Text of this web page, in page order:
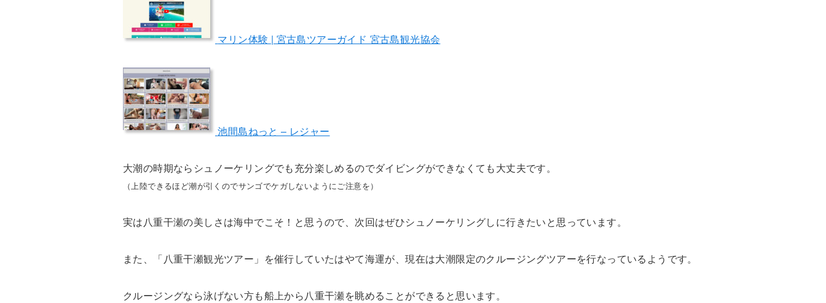
マリン体験 | 宮古島ツアーガイド 宮古島観光協会
池間島ねっと – レジャー
大潮の時期ならシュノーケリングでも充分楽しめるのでダイビングができなくても大丈夫です。
（上陸できるほど潮が引くのでサンゴでケガしないようにご注意を）
実は八重干瀬の美しさは海中でこそ！と思うので、次回はぜひシュノーケリングしに行きたいと思っています。
また、「八重干瀬観光ツアー」を催行していたはやて海運が、現在は大潮限定のクルージングツアーを行なっているようです。
クルージングなら泳げない方も船上から八重干瀬を眺めることができると思います。